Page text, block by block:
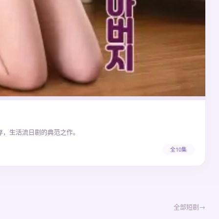
生活流日剧的典范之作。
全10集
全部短剧